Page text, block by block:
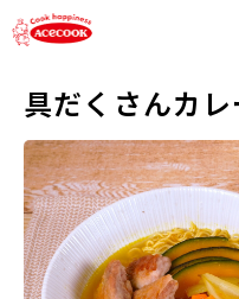
具だくさんカ